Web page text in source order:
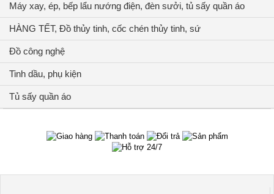
Máy xay, ép, bếp lẩu nướng điện, đèn sưởi, tủ sấy quần áo
HÀNG TẾT, Đồ thủy tinh, cốc chén thủy tinh, sứ
Đồ công nghệ
Tinh dầu, phụ kiện
Tủ sấy quần áo